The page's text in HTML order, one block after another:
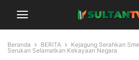
Beranda BERITA
Kejagung Serahkan
Serukan Selamatkan Kekayaan Negara